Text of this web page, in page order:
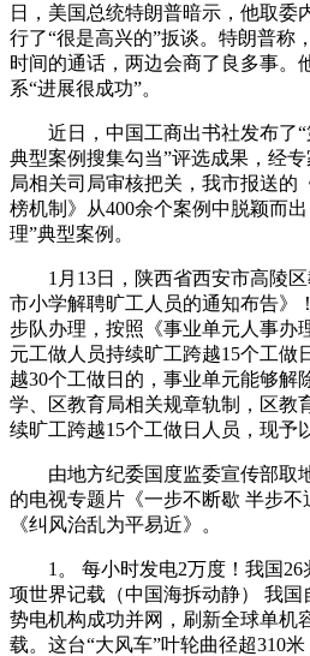
日，美国总统特朗普暗示，他取委
行了“很是高兴的”扳谈。特朗普称
时间的通话，两边会商了良多事。
系“进展很成功”。
近日，中国工商出书社发布了“
典型案例搜集勾当”评选成果，经
局相关司局审核把关，我市报送的
榜机制》从400余个案例中脱颖而
理”典型案例。
1月13日，陕西省西安市高陵区
市小学解聘旷工人员的通知布告》
步队办理，按照《事业单元人事办
元工做人员持续旷工跨越15个工做
越30个工做日的，事业单元能够解
学、区教育局相关规章轨制，区教
续旷工跨越15个工做日人员，现予
由地方纪委国度监委宣传部取
的电视专题片《一步不断歇 半步
《纠风治乱为平易近》。
1。 每小时发电2万度！我国26
项世界记载（中国海拆动静） 我国
势电机构成功并网，刷新全球单机
载。这台“大风车”叶轮曲径超310